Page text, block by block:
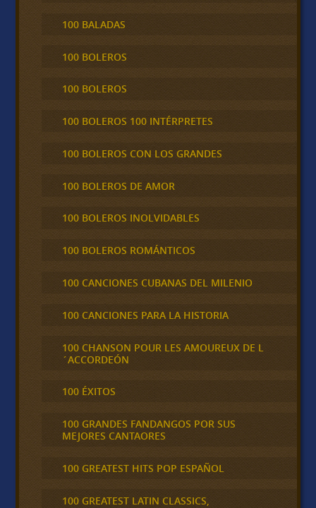
100 BALADAS
100 BOLEROS
100 BOLEROS
100 BOLEROS 100 INTÉRPRETES
100 BOLEROS CON LOS GRANDES
100 BOLEROS DE AMOR
100 BOLEROS INOLVIDABLES
100 BOLEROS ROMÁNTICOS
100 CANCIONES CUBANAS DEL MILENIO
100 CANCIONES PARA LA HISTORIA
100 CHANSON POUR LES AMOUREUX DE L
´ACCORDEÓN
100 ÉXITOS
100 GRANDES FANDANGOS POR SUS
MEJORES CANTAORES
100 GREATEST HITS POP ESPAÑOL
100 GREATEST LATIN CLASSICS,